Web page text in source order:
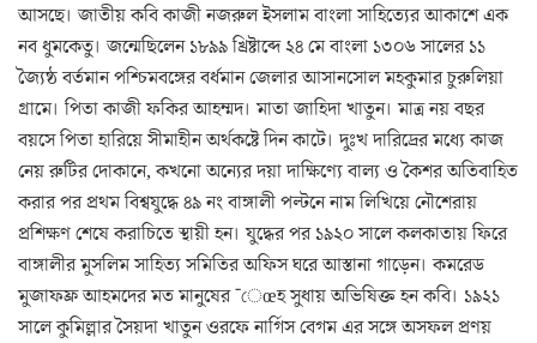
আসছে। জাতীয় কবি কাজী নজরুল ইসলাম বাংলা সাহিত্যের আকাশে এক
নব ধুমকেতু। জন্মেছিলেন ১৮৯৯ খ্রিষ্টাব্দে ২৪ মে বাংলা ১৩০৬ সালের ১১
জ্যৈষ্ঠ বর্তমান পশ্চিমবঙ্গের বর্ধমান জেলার আসানসোল মহকুমার চুরুলিয়া
গ্রামে। পিতা কাজী ফকির আহম্মদ। মাতা জাহিদা খাতুন। মাত্র নয় বছর
বয়সে পিতা হারিয়ে সীমাহীন অর্থকষ্টে দিন কাটে। দুঃখ দারিদ্রের মধ্যে কাজ
নেয় রুটির দোকানে, কখনো অন্যের দয়া দাক্ষিণ্যে বাল্য ও কৈশর অতিবাহিত
করার পর প্রথম বিশ্বযুদ্ধে ৪৯ নং বাঙ্গালী পল্টনে নাম লিখিয়ে নৌশেরায়
প্রশিক্ষণ শেষে করাচিতে স্থায়ী হন। যুদ্ধের পর ১৯২০ সালে কলকাতায় ফিরে
বাঙ্গালীর মুসলিম সাহিত্য সমিতির অফিস ঘরে আস্তানা গাড়েন। কমরেড
মুজাফফ্র আহমদের মত মানুষের ¯েœহ সুধায় অভিষিক্ত হন কবি। ১৯২১
সালে কুমিল্লার সৈয়দা খাতুন ওরফে নার্গিস বেগম এর সঙ্গে অসফল প্রণয়